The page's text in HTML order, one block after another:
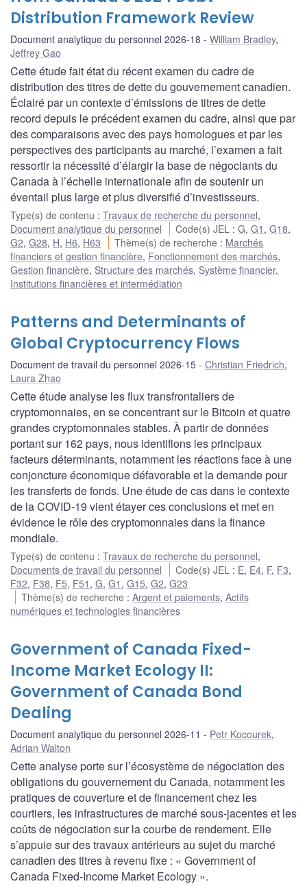
Distribution Framework Review
Document analytique du personnel 2026-18 William Bradley,
Jeffrey Gao
Cette étude fait état du récent examen du cadre de
distribution des titres de dette du gouvernement canadien.
Éclairé par un contexte d’émissions de titres de dette
record depuis le précédent examen du cadre, ainsi que par
des comparaisons avec des pays homologues et par les
perspectives des participants au marché, l’examen a fait
ressortir la nécessité d’élargir la base de négociants du
Canada à l’échelle internationale afin de soutenir un
éventail plus large et plus diversifié d’investisseurs.
Type(s) de contenu : Travaux de recherche du personnel,
Document analytique du personnel
Code(s) JEL :G,G1 ,G18,
G2, G28, H, H6, H63 Thème(s) de recherche : Marchés
financiers et gestion financière, Fonctionnement des marchés,
Gestion financière, Structure des marchés, Système financier,
Institutions financières et intermédiation
Patterns and Determinants of
Global Cryptocurrency Flows
Document de travail du personnel 2026-15 Christian Friedrich,
Laura Zhao
Cette étude analyse les flux transfrontaliers de
cryptomonnaies, en se concentrant sur le Bitcoin et quatre
grandes cryptomonnaies stables. À partir de données
portant sur 162 pays, nous identifions les principaux
facteurs déterminants, notamment les réactions face à une
conjoncture économique défavorable et la demande pour
les transferts de fonds. Une étude de cas dans le contexte
de la COVID‑19 vient étayer ces conclusions et met en
évidence le rôle des cryptomonnaies dans la finance
mondiale.
Type(s) de contenu : Travaux de recherche du personnel,
Documents de travail du personnel
Code(s) JEL : E, E4, F, F3,
F32, F38, F5, F51 , G, G1 , G15, G2, G23
Thème(s) de recherche :Argent et paiements,Actifs
numériques et technologies financières
Government of Canada Fixed-
Income Market Ecology II:
Government of Canada Bond
Dealing
Document analytique du personnel 2026-11 Petr Kocourek,
Adrian Walton
Cette analyse porte sur l’écosystème de négociation des
obligations du gouvernement du Canada, notamment les
pratiques de couverture et de financement chez les
courtiers, les infrastructures de marché sous-jacentes et les
coûts de négociation sur la courbe de rendement. Elle
s’appuie sur des travaux antérieurs au sujet du marché
canadien des titres à revenu fixe : « Government of
Canada Fixed-Income Market Ecology ».